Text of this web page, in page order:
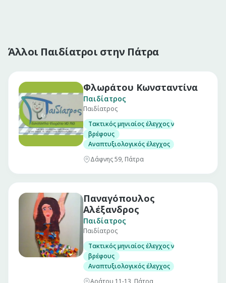
Άλλοι Παιδίατροι στην Πάτρα
Φλωράτου Κωνσταντίνα
Παιδίατρος
Παιδίατρος
Τακτικός μηνιαίος έλεγχος νεογνού
βρέφους
Αναπτυξιολογικός έλεγχος
Δάφνης 59, Πάτρα
Παναγόπουλος
Αλέξανδρος
Παιδίατρος
Παιδίατρος
Τακτικός μηνιαίος έλεγχος νεογνού
βρέφους
Αναπτυξιολογικός έλεγχος
Αράτου 11-13, Πάτρα